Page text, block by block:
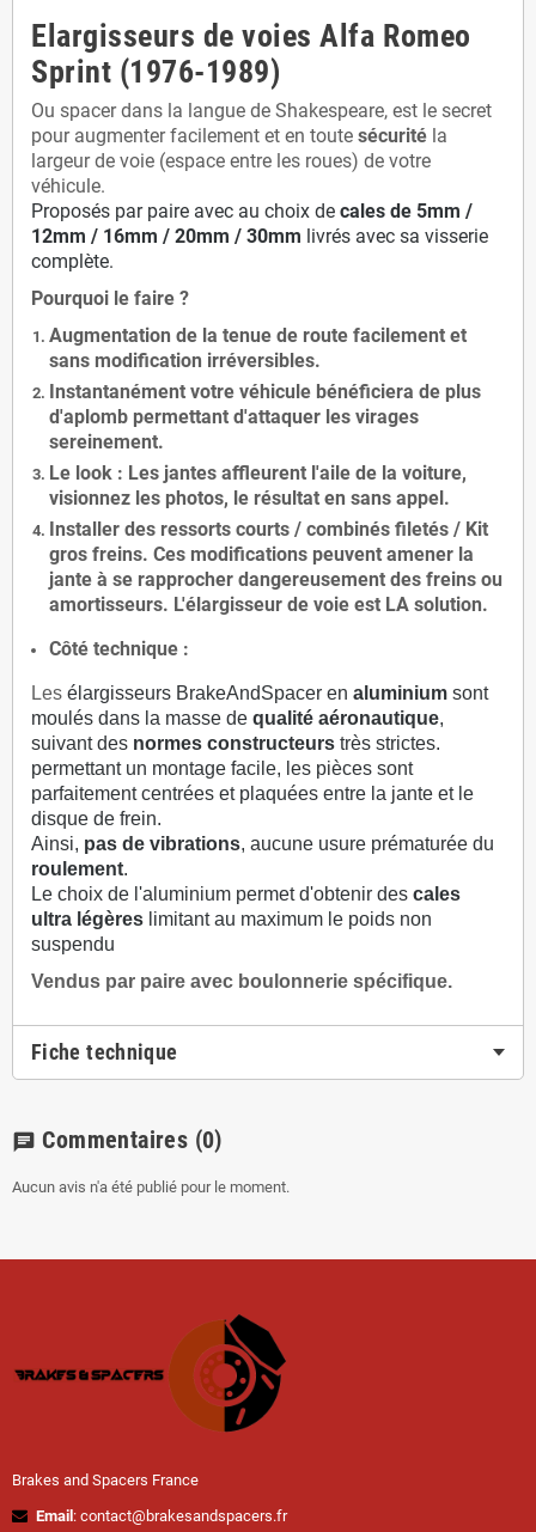
Elargisseurs de voies Alfa Romeo
Sprint (1976-1989)
Ou spacer dans la langue de Shakespeare, est le secret
pour augmenter facilement et en toute sécurité la
largeur de voie (espace entre les roues) de votre
véhicule.
Proposés par paire avec au choix de cales de 5mm /
12mm / 16mm / 20mm / 30mm livrés avec sa visserie
complète.
Pourquoi le faire ?
Augmentation de la tenue de route facilement et
sans modification irréversibles.
Instantanément votre véhicule bénéficiera de plus
d'aplomb permettant d'attaquer les virages
sereinement.
Le look : Les jantes affleurent l'aile de la voiture,
visionnez les photos, le résultat en sans appel.
Installer des ressorts courts / combinés filetés / Kit
gros freins. Ces modifications peuvent amener la
jante à se rapprocher dangereusement des freins ou
amortisseurs. L'élargisseur de voie est LA solution.
Côté technique :
Les élargisseurs BrakeAndSpacer en aluminium sont
moulés dans la masse de qualité aéronautique,
suivant des normes constructeurs très strictes.
permettant un montage facile, les pièces sont
parfaitement centrées et plaquées entre la jante et le
disque de frein.
Ainsi, pas de vibrations, aucune usure prématurée du
roulement.
Le choix de l'aluminium permet d'obtenir des cales
ultra légères limitant au maximum le poids non
suspendu
Vendus par paire avec boulonnerie spécifique.
Fiche technique
chat Commentaires (0)
Aucun avis n'a été publié pour le moment.
Brakes and Spacers France
Email : contact@brakesandspacers.fr